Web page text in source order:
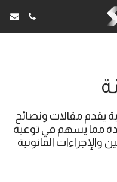
القانونية